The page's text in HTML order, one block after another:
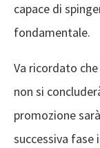
capace di
fondamentale.
Va ricordato
non si
promozione
successiva